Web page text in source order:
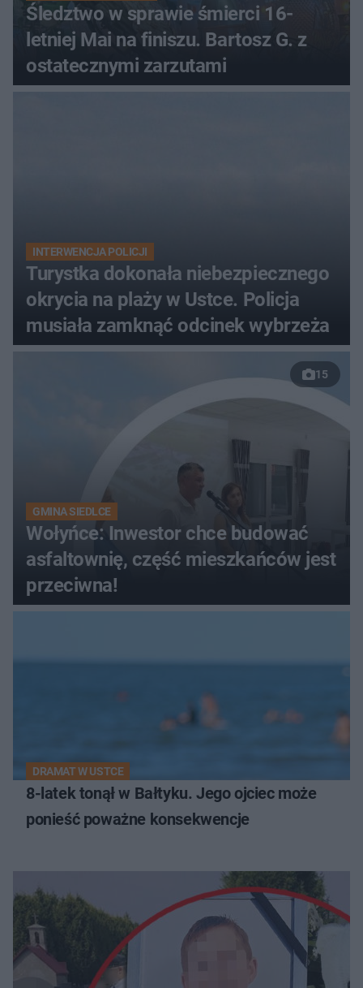
Śledztwo w sprawie śmierci 16-
letniej Mai na finiszu. Bartosz G. z
ostatecznymi zarzutami
INTERWENCJA POLICJI
Turystka dokonała niebezpiecznego
okrycia na plaży w Ustce. Policja
musiała zamknąć odcinek wybrzeża
15
GMINA SIEDLCE
Wołyńce: Inwestor chce budować
asfaltownię, część mieszkańców jest
przeciwna!
DRAMAT W USTCE
8-latek tonął w Bałtyku. Jego ojciec może
ponieść poważne konsekwencje